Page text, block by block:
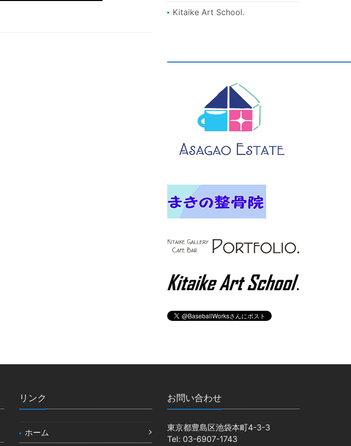
Kitaike Art School.
リンク
ホーム
お問い合わせ
東京都豊島区池袋本町4-3-3
Tel: 03-6907-1743